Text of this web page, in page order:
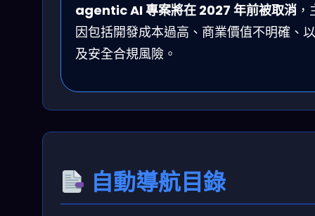
agentic AI 專案將在 2027 年前被取消 ，
因包括開發成本過高、商業價值不明確、以
及安全合規風險。
自動導航目錄